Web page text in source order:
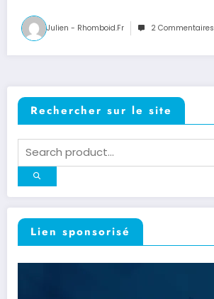
Julien - Rhomboid.fr 2 Commentaires
Rechercher sur le site
Lien sponsorisé